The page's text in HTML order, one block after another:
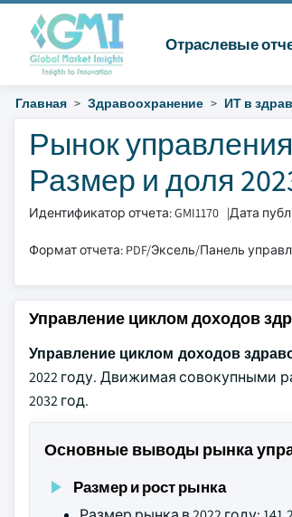
Отраслевые
Главная Здравоохранение ИТ в
Рынок
Размер и доля
Идентификатор отчета: GMI1170 |Дата
Формат отчета: PDF/Эксель/Панель
Управление циклом доходов
Управление циклом доходов
2022 году. Движимая совокупными
2032 год.
Основные выводы рынка
Размер и рост рынка